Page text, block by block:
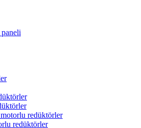
redüktörler
redüktörler